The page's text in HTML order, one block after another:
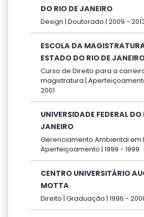
DO RIO DE JANEIRO
Design | Doutorado | 2009 -
ESCOLA DA
ESTADO DO RIO DE
Curso de Direito para a
magistratura |
2001
UNIVERSIDADE FEDERAL DO
JANEIRO
Gerenciamento Ambiental em
Aperfeiçoamento | 1999 - 1999
CENTRO UNIVERSITÁRIO
MOTTA
Direito | Graduação | 1996 -